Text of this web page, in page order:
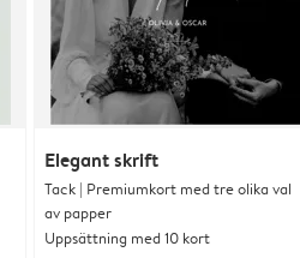
Elegant skrift
Tack | Premiumkort med tre olika val
av papper
Uppsättning med 10 kort